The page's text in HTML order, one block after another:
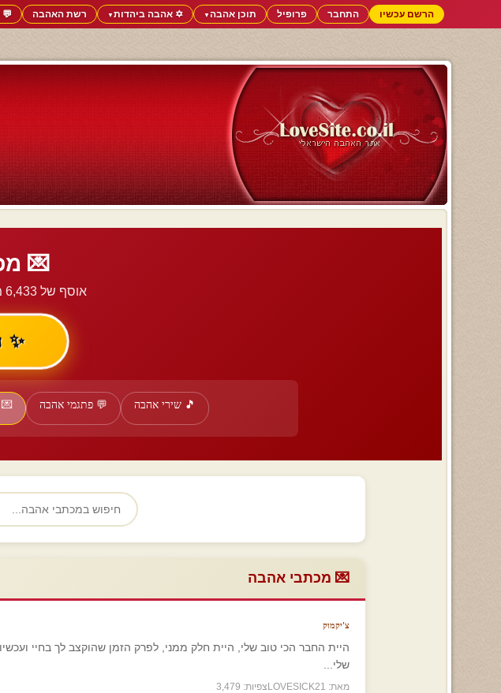
הרשם עכשיו התחבר פרופיל תוכן אהבה▼ ✡️ אהבה ביהדות▼ רשת האהבה 💬
💌
אוסף של 6,433 מכתבי אהבה באתר האהבה
✨
🎵 שירי אהבה 💬 פתגמי אהבה
💌 מכתבי אהבה
צ'יקמוק
היית החבר הכי טוב שלי, היית חלק ממני, לפרק הזמן שהוקצב לך בחיי
שלי...
מאת: LOVESICK21 צפיות: 3,479